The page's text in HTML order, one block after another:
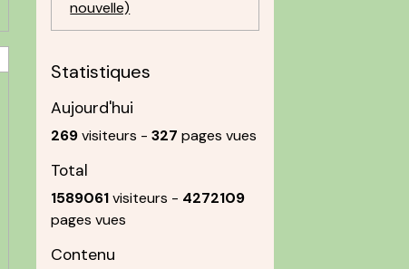
nouvelle)
Statistiques
Aujourd'hui
269visiteurs -327 pages vues
Total
1589061visiteurs - 4272109
pages vues
Contenu